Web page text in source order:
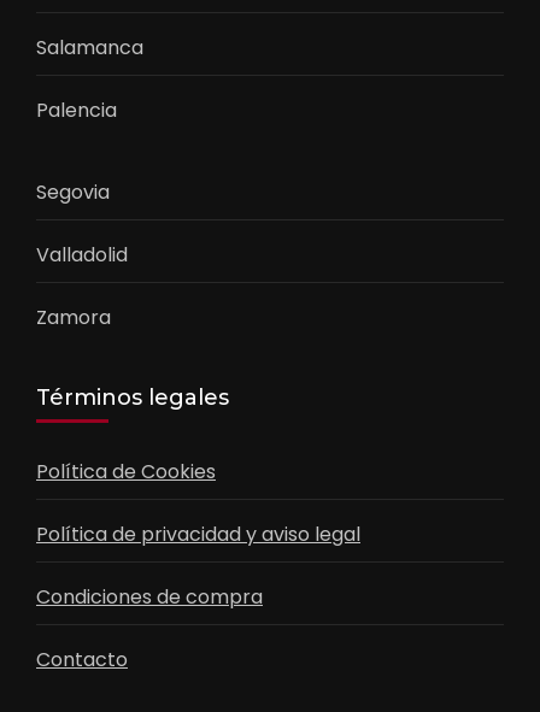
Salamanca
Palencia
Segovia
Valladolid
Zamora
Términos legales
Política de Cookies
Política de privacidad y aviso legal
Condiciones de compra
Contacto